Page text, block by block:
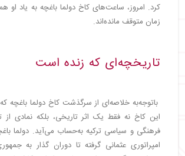
کرد. امروز، ساعت‌های کاخ دولما باغچه به یاد او
زمان متوقف مانده‌اند.
تاریخچه‌ای که زنده است
باتوجه‌به خلاصه‌ای از سرگذشت کاخ دولما باغچه که
این کاخ نه فقط یک اثر تاریخی، بلکه نمادی از
فرهنگی و سیاسی ترکیه به‌حساب می‌آید. دولما
امپراتوری عثمانی گرفته تا دوران گذار به